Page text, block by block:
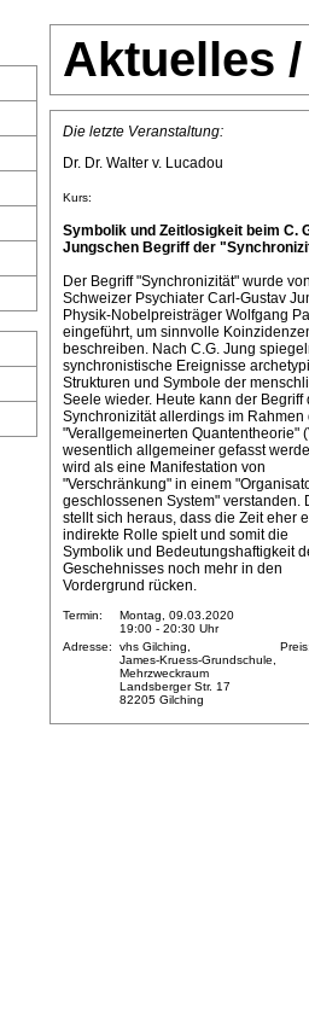
Aktuelles
Die letzte Veranstaltung:
Dr. Dr. Walter v. Lucadou
Kurs:
Symbolik und Zeitlosigkeit beim C.
Jungschen Begriff der
Der Begriff "Synchronizität" wurde
Schweizer Psychiater Carl-Gustav
Physik-Nobelpreisträger Wolfgang
eingeführt, um sinnvolle
beschreiben. Nach C.G. Jung
synchronistische Ereignisse
Strukturen und Symbole der
Seele wieder. Heute kann der Begriff
Synchronizität allerdings im Rahmen
"Verallgemeinerten Quantentheorie"
wesentlich allgemeiner gefasst
wird als eine Manifestation von
"Verschränkung" in einem
geschlossenen System" verstanden.
stellt sich heraus, dass die Zeit eher
indirekte Rolle spielt und somit die
Symbolik und Bedeutungshaftigkeit
Geschehnisses noch mehr in den
Vordergrund rücken.
Termin:
Montag, 09.03.2020
19:00 - 20:30 Uhr
Adresse:
vhs Gilching,
James-Kruess-Grundschule,
Mehrzweckraum
Landsberger Str. 17
82205 Gilching